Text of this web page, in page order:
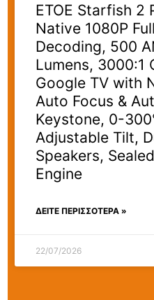
ETOE Starfish 2
Native 1080P
Decoding, 500
Lumens, 3000:1
Google TV with
Auto Focus &
Keystone, 0-
Adjustable Tilt,
Speakers,
Engine
ΔΕΊΤΕ ΠΕΡΙΣΣΟΤΕΡΑ »
22/07/2026